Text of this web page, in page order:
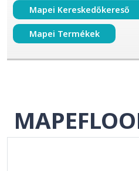
Mapei Kereskedőkereső
Mapei Termékek